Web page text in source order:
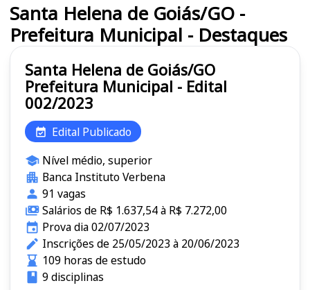
Santa Helena de Goiás/GO
Prefeitura Municipal - Edital
002/2023
Edital Publicado
Nível médio, superior
Banca Instituto Verbena
91 vagas
Salários de R$ 1.637,54 à R$ 7.272,00
Prova dia 02/07/2023
Inscrições de 25/05/2023 à 20/06/2023
109 horas de estudo
9 disciplinas
Santa Helena de Goiás/GO -
Prefeitura Municipal - Destaques